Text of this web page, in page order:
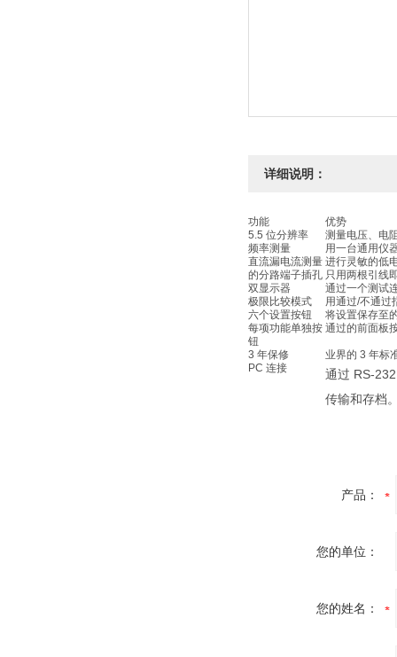
详细说明：
功能
优势
5.5 位分辨率
测量电压、电
频率测量
用一台通用仪
直流漏电流测量 进行灵敏的低
的分路端子插孔 只用两根引线
双显示器
通过一个测试
极限比较模式
用通过/不通过
六个设置按钮
将设置保存至
每项功能单独按
钮
通过的前面板
3 年保修
业界的 3 年标
PC 连接
通过 RS-
传输和存档
产品：
您的单位：
您的姓名：